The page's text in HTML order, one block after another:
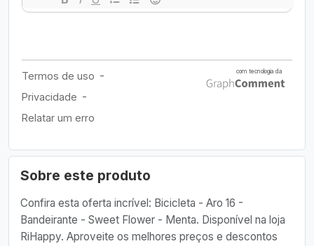
Sobre este produto
Confira esta oferta incrível: Bicicleta - Aro 16 -
Bandeirante - Sweet Flower - Menta. Disponível na loja
RiHappy. Aproveite os melhores preços e descontos